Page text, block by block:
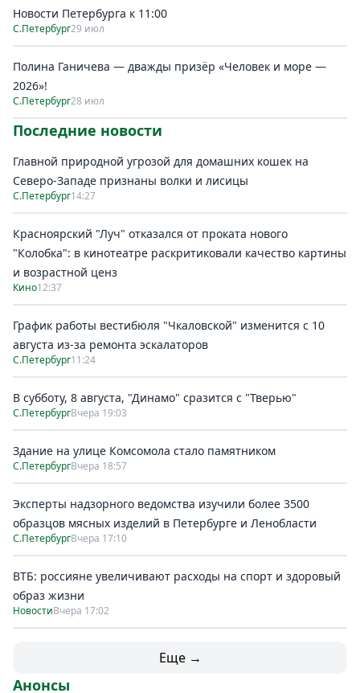
Новости Петербурга к 11:00
С.Петербург29 июл
Полина Ганичева — дважды призёр «Человек и море —
2026»!
С.Петербург28 июл
Последние новости
Главной природной угрозой для домашних кошек на
Северо-Западе признаны волки и лисицы
С.Петербург14:27
Красноярский "Луч" отказался от проката нового
"Колобка": в кинотеатре раскритиковали качество картины
и возрастной ценз
Кино12:37
График работы вестибюля "Чкаловской" изменится с 10
августа из-за ремонта эскалаторов
С.Петербург11:24
В субботу, 8 августа, "Динамо" сразится с "Тверью"
С.ПетербургВчера 19:03
Здание на улице Комсомола стало памятником
С.ПетербургВчера 18:57
Эксперты надзорного ведомства изучили более 3500
образцов мясных изделий в Петербурге и Ленобласти
С.ПетербургВчера 17:10
ВТБ: россияне увеличивают расходы на спорт и здоровый
образ жизни
НовостиВчера 17:02
Еще →
Анонсы